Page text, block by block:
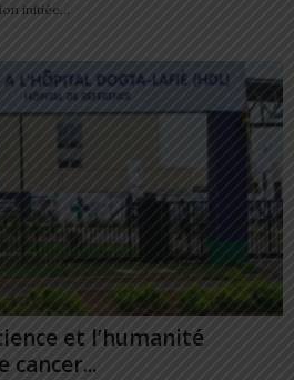
initiée...
et l’humanité
cancer...